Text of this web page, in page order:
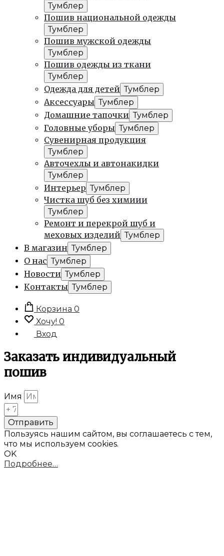
Тумблер
Пошив национальной одежды
Тумблер
Пошив мужской одежды
Тумблер
Пошив одежды из ткани
Тумблер
Одежда для детей Тумблер
Аксессуары Тумблер
Домашние тапочки Тумблер
Головные уборы Тумблер
Сувенирная продукция
Тумблер
Авточехлы и автонакидки
Тумблер
Интерьер Тумблер
Чистка шуб без химиии
Тумблер
Ремонт и перекрой шуб и
меховых изделий Тумблер
В магазин Тумблер
О нас Тумблер
Новости Тумблер
Контакты Тумблер
Корзина 0
Хочу! 0
Вход
Заказать индивидуальный
пошив
Имя
Отправить
Пользуясь нашим сайтом, вы соглашаетесь с тем,
что мы используем cookies.
OK
Подробнее…